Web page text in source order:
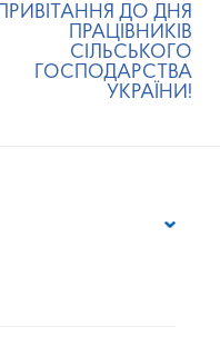
ПРИВІТАННЯ ДО ДНЯ
ПРАЦІВНИКІВ
СІЛЬСЬКОГО
ГОСПОДАРСТВА
УКРАЇНИ!